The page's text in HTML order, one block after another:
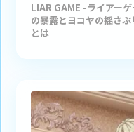
LIAR GAME -ライアー
の暴露とヨコヤの揺さ
とは